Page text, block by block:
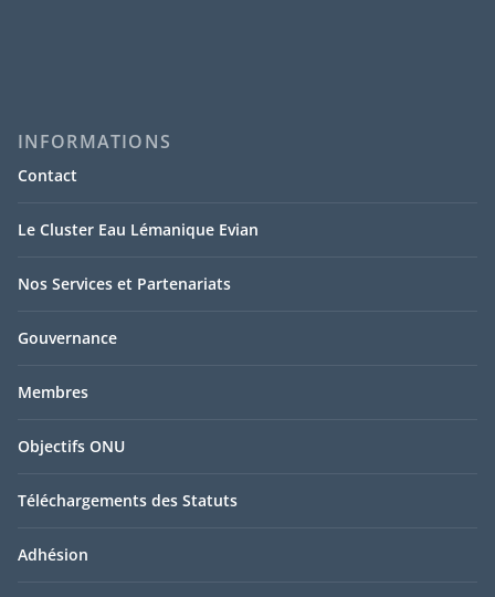
INFORMATIONS
Contact
Le Cluster Eau Lémanique Evian
Nos Services et Partenariats
Gouvernance
Membres
Objectifs ONU
Téléchargements des Statuts
Adhésion